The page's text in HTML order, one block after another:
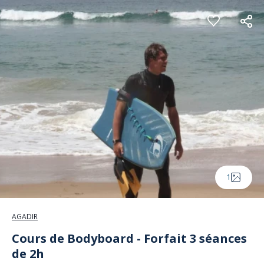
Panneau de gestion des cookies
1
AGADIR
Cours de Bodyboard - Forfait 3 séances
de 2h